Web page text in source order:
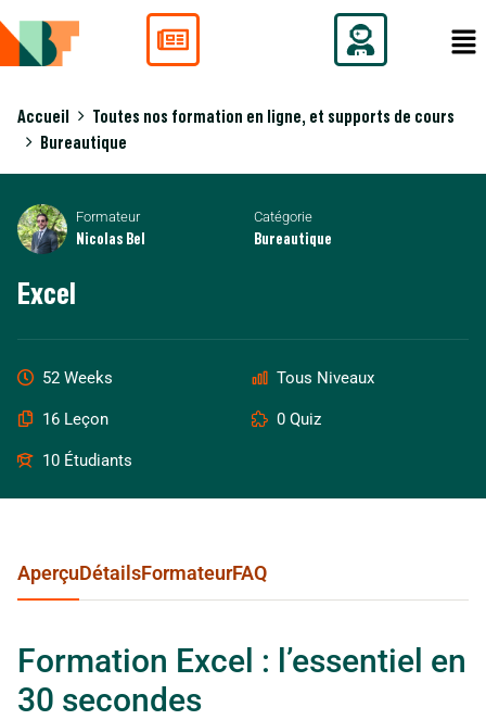
Accueil
Toutes nos formation en ligne, et supports de cours
Bureautique
Formateur
Nicolas Bel
Catégorie
Bureautique
Excel
52 Weeks Tous Niveaux
16 Leçon 0 Quiz
10 Étudiants
AperçuDétailsFormateurFAQ
Formation Excel : l’essentiel en
30 secondes